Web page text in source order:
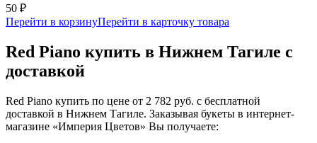
50 ₽
Перейти в корзинуПерейти в карточку товара
Red Piano купить в Нижнем Тагиле с
доставкой
Red Piano купить по цене от 2 782 руб. с бесплатной
доставкой в Нижнем Тагиле. Заказывая букеты в интернет-
магазине «Империя Цветов» Вы получаете: